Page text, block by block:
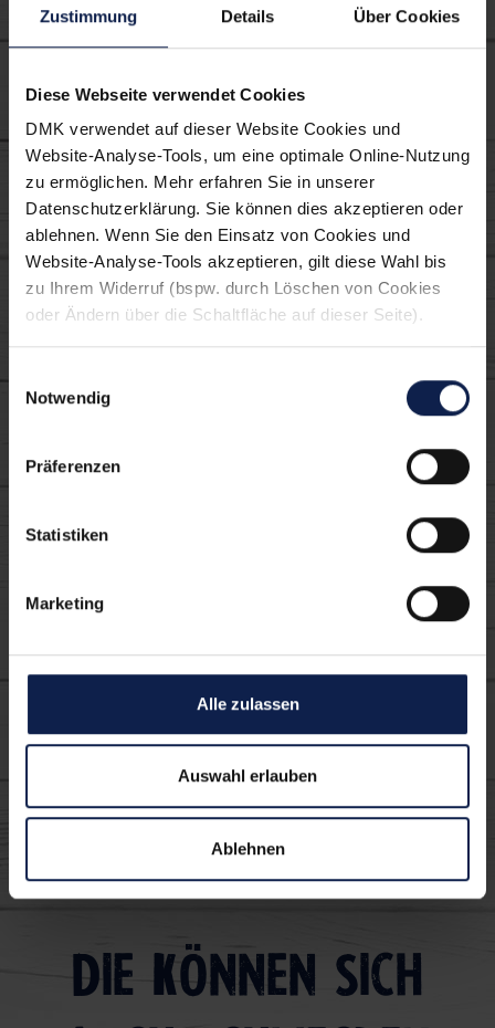
Zustimmung Details Über Cookies
Diese Webseite verwendet Cookies
DMK verwendet auf dieser Website Cookies und
Website-Analyse-Tools, um eine optimale Online-Nutzung
zu ermöglichen. Mehr erfahren Sie in unserer
Datenschutzerklärung. Sie können dies akzeptieren oder
ablehnen. Wenn Sie den Einsatz von Cookies und
Website-Analyse-Tools akzeptieren, gilt diese Wahl bis
zu Ihrem Widerruf (bspw. durch Löschen von Cookies
oder Ändern über die Schaltfläche auf dieser Seite).
Notwendig
Präferenzen
Statistiken
Marketing
Alle zulassen
Auswahl erlauben
Ablehnen
Nährwerte
Macht's euch einfach
lecker:
Produkte:
Körniger Frischkäse
3,5%
Die können sich